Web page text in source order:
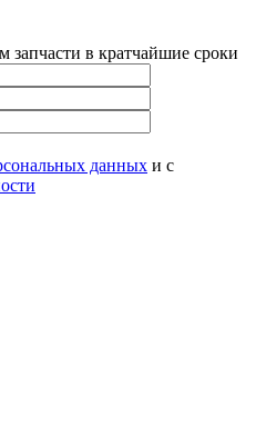
запчасти в кратчайшие сроки
данных и с